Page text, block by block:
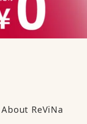
About ReViNa